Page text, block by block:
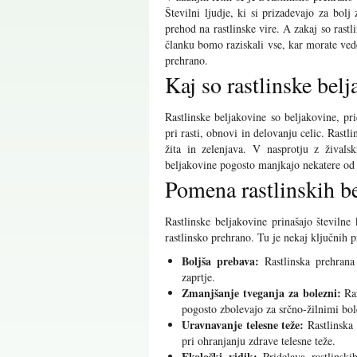
Številni ljudje, ki si prizadevajo za bolj
prehod na rastlinske vire. A zakaj so
članku bomo raziskali vse, kar morate
prehrano.
Kaj so rastlinske
Rastlinske beljakovine so beljakovine,
pri rasti, obnovi in delovanju celic.
žita in zelenjava. V nasprotju z
beljakovine pogosto manjkajo nekatere
Pomena rastlinskih
Rastlinske beljakovine prinašajo
rastlinsko prehrano. Tu je nekaj ključnih
Boljša prebava: Rastlinska
zaprtje.
Zmanjšanje tveganja za bolezni:
pogosto zbolevajo za srčno-žilnimi
Uravnavanje telesne teže:
pri ohranjanju zdrave telesne teže.